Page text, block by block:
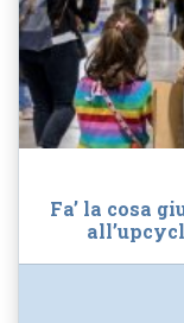
Fa’ la cosa